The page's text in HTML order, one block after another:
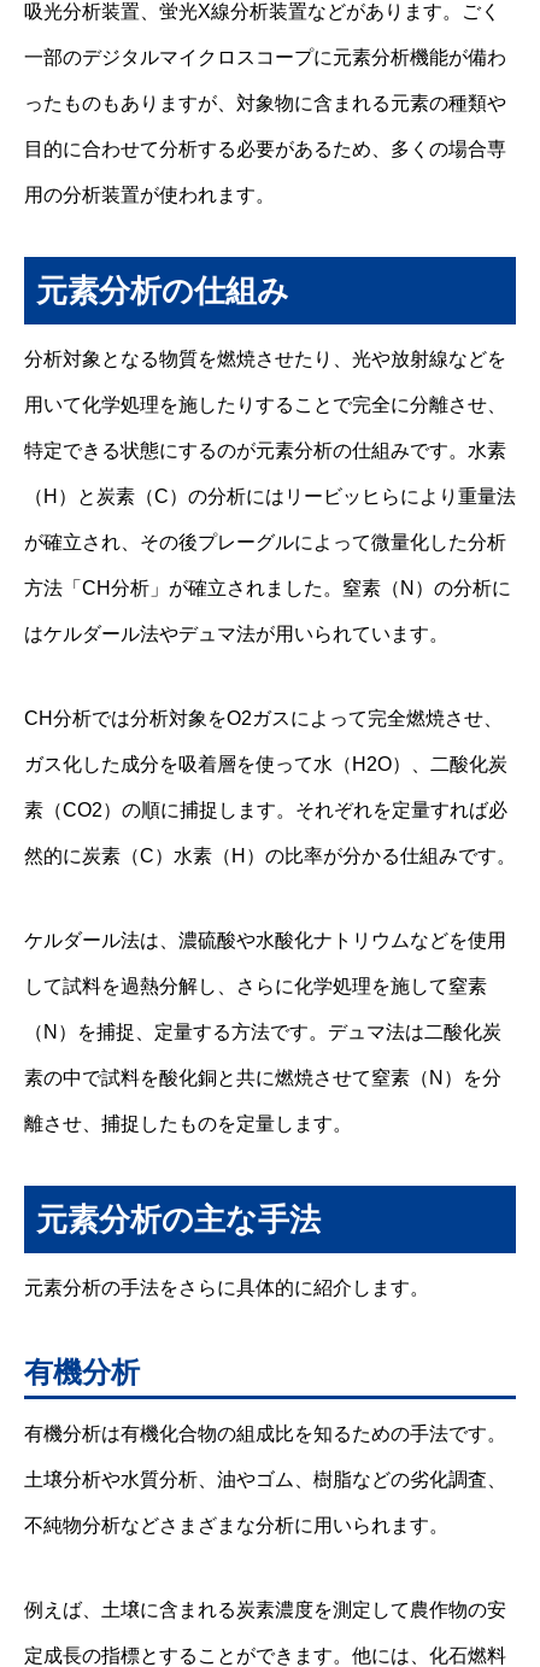
吸光分析装置、蛍光X線分析装置などがあります。ごく
一部のデジタルマイクロスコープに元素分析機能が備わ
ったものもありますが、対象物に含まれる元素の種類や
目的に合わせて分析する必要があるため、多くの場合専
用の分析装置が使われます。
元素分析の仕組み
分析対象となる物質を燃焼させたり、光や放射線などを
用いて化学処理を施したりすることで完全に分離させ、
特定できる状態にするのが元素分析の仕組みです。水素
（H）と炭素（C）の分析にはリービッヒらにより重量法
が確立され、その後プレーグルによって微量化した分析
方法「CH分析」が確立されました。窒素（N）の分析に
はケルダール法やデュマ法が用いられています。
CH分析では分析対象をO2ガスによって完全燃焼させ、
ガス化した成分を吸着層を使って水（H2O）、二酸化炭
素（CO2）の順に捕捉します。それぞれを定量すれば必
然的に炭素（C）水素（H）の比率が分かる仕組みです。
ケルダール法は、濃硫酸や水酸化ナトリウムなどを使用
して試料を過熱分解し、さらに化学処理を施して窒素
（N）を捕捉、定量する方法です。デュマ法は⼆酸化炭
素の中で試料を酸化銅と共に燃焼させて窒素（N）を分
離させ、捕捉したものを定量します。
元素分析の主な手法
元素分析の手法をさらに具体的に紹介します。
有機分析
有機分析は有機化合物の組成比を知るための手法です。
土壌分析や水質分析、油やゴム、樹脂などの劣化調査、
不純物分析などさまざまな分析に用いられます。
例えば、土壌に含まれる炭素濃度を測定して農作物の安
定成長の指標とすることができます。他には、化石燃料